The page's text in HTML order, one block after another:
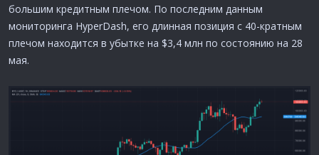
большим кредитным плечом. По последним данным
мониторинга HyperDash, его длинная позиция с 40-кратным
плечом находится в убытке на $3,4 млн по состоянию на 28
мая.